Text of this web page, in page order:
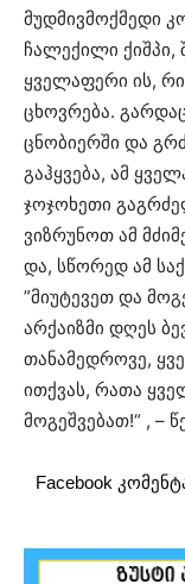
მუდმივმოქმედი
ჩალექილი
ყველაფერი ის,
ცხოვრება.
ცნობიერში და
გაჰყვება, ამ
ჯოჯოხეთი
ვიზრუნოთ ამ
და, სწორედ ამ
”მიუტევეთ და
არქაიზმი დღეს
თანამედროვე,
ითქვას, რათა
მოგეშვებათ!“ , –
Facebook